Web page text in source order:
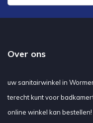
Over ons
uw sanitairwinkel in
terecht kunt voor
online winkel kan bestellen!